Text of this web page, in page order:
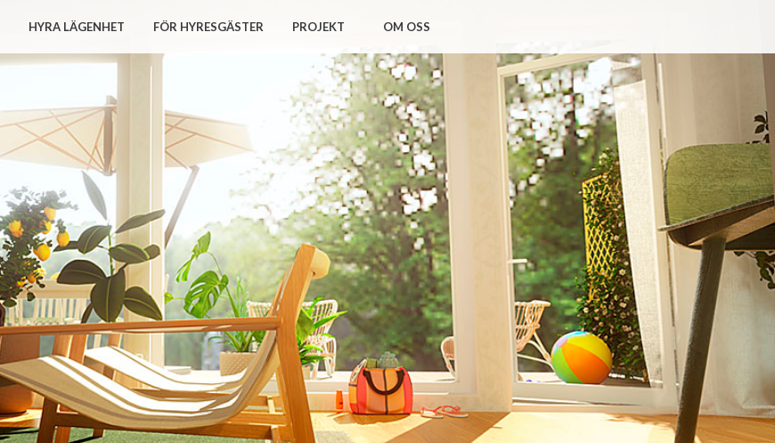
HYRA LÄGENHET FÖR HYRESGÄSTER PROJEKT OM OSS